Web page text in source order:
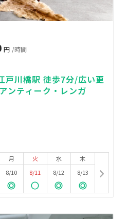
円 /時間
戸川橋駅 徒歩7分/広い更
ンティーク・レンガ
月
8/10
火
8/11
水
8/12
木
8/13